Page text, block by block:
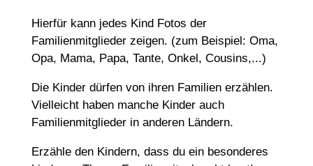
Hierfür kann jedes Kind Fotos der
Familienmitglieder zeigen. (zum Beispiel: Oma,
Opa, Mama, Papa, Tante, Onkel, Cousins,...)
Die Kinder dürfen von ihren Familien erzählen.
Vielleicht haben manche Kinder auch
Familienmitglieder in anderen Ländern.
Erzähle den Kindern, dass du ein besonderes